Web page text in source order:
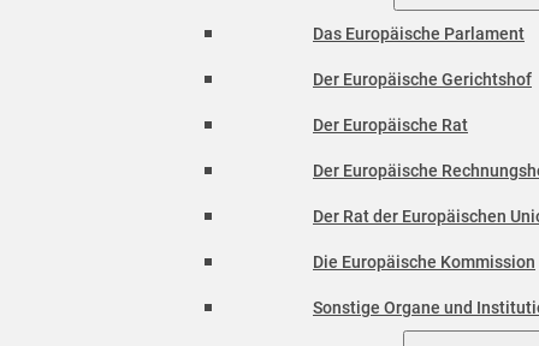
Das Europäische Parlament
Der Europäische Gerichtshof
Der Europäische Rat
Der Europäische
Der Rat der Europäischen
Die Europäische Kommission
Sonstige Organe und